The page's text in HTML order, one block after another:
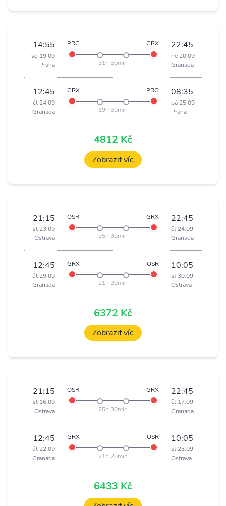
14:55
so 19.09
Praha
PRG GRX
31h 50min
22:45
ne 20.09
Granada
12:45
čt 24.09
Granada
GRX PRG
19h 50min
08:35
pá 25.09
Praha
4812 Kč
Zobrazit víc
21:15
st 23.09
Ostrava
OSR GRX
25h 30min
22:45
čt 24.09
Granada
12:45
út 29.09
Granada
GRX OSR
21h 20min
10:05
st 30.09
Ostrava
6372 Kč
Zobrazit víc
21:15
st 16.09
Ostrava
OSR GRX
25h 30min
22:45
čt 17.09
Granada
12:45
út 22.09
Granada
GRX OSR
21h 20min
10:05
st 23.09
Ostrava
6433 Kč